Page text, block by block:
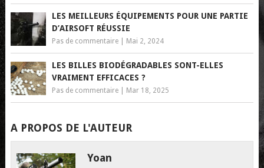
LES MEILLEURS ÉQUIPEMENTS POUR UNE PARTIE
D’AIRSOFT RÉUSSIE
Pas de commentaire| Mai 2, 2024
LES BILLES BIODÉGRADABLES SONT-ELLES
VRAIMENT EFFICACES ?
Pas de commentaire| Mar 18, 2025
A PROPOS DE L'AUTEUR
Yoan